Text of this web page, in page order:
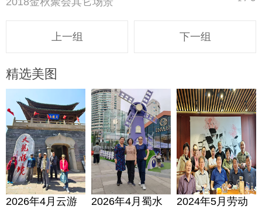
上一组 下一组
精选美图
2026年4月云游
2026年4月蜀水
2024年5月劳动